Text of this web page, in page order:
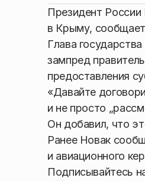
Президент России
в Крыму, сообщает
Глава
зампред
предоставления
«Давайте
и не просто
Он добавил, что
Ранее Новак
и авиационного
Подписывайтесь